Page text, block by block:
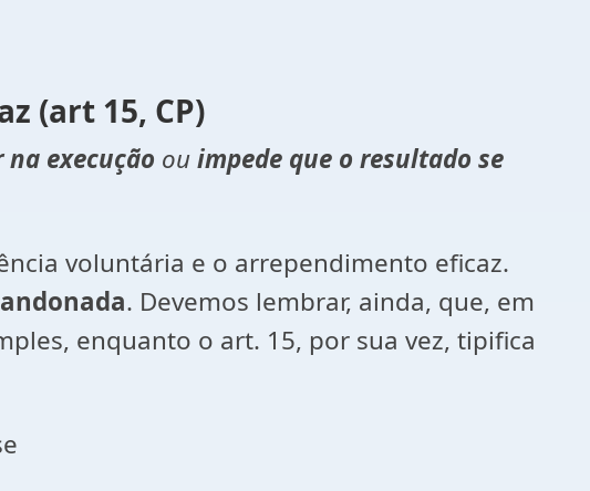
15, CP)
execução ouimpede que o resultado se
voluntária e o arrependimento eficaz.
. Devemos lembrar, ainda, que, em
enquanto o art. 15, por sua vez, tipifica